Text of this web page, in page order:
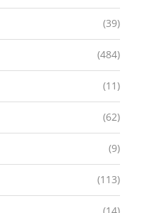
(39)
(484)
(11)
(62)
(9)
(113)